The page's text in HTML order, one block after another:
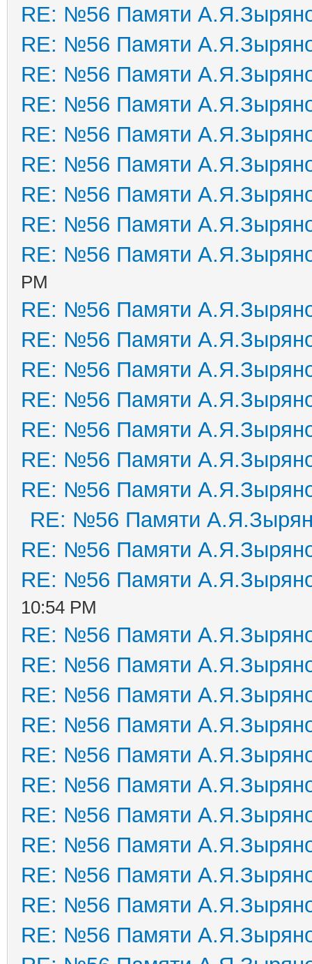
RE: №56 Памяти
RE: №56 Памяти
RE: №56 Памяти
RE: №56 Памяти
RE: №56 Памяти
RE: №56 Памяти
RE: №56 Памяти
RE: №56 Памяти
RE: №56 Памяти
PM
RE: №56 Памяти
RE: №56 Памяти
RE: №56 Памяти
RE: №56 Памяти
RE: №56 Памяти
RE: №56 Памяти
RE: №56 Памяти
RE: №56 Памяти
RE: №56 Памяти
RE: №56 Памяти
10:54 PM
RE: №56 Памяти
RE: №56 Памяти
RE: №56 Памяти
RE: №56 Памяти
RE: №56 Памяти
RE: №56 Памяти
RE: №56 Памяти
RE: №56 Памяти
RE: №56 Памяти
RE: №56 Памяти
RE: №56 Памяти